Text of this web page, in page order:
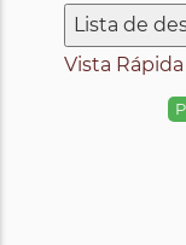
Lista de
Vista Rápida